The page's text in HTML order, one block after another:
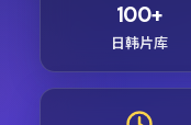
100+
日韩片库